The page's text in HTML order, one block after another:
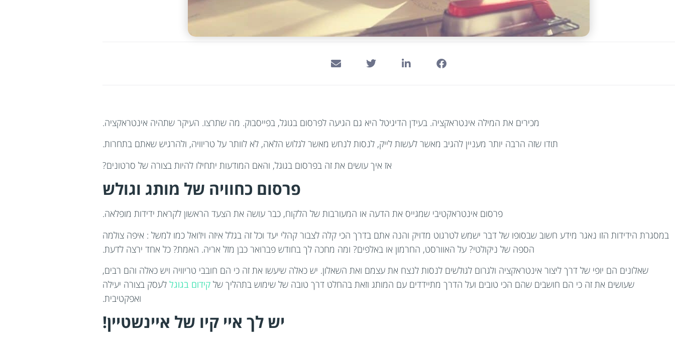
מכירים את המילה אינטראקציה. בעידן הדיגיטל היא גם הגיעה לפרסום בגוגל, בפייסבוק. מה שתרצו. העיקר שתהיה אינטראקציה.
תודו שזה הרבה יותר מעניין להגיב מאשר לעשות לייק, לנסות לנחש מאשר לגלוש הלאה, לא לוותר על טריוויה, ולהרגיש שאתם בתחרות.
אז איך עושים את זה בפרסום בגוגל, והאם המודעות יתחילו להיות בצורה של סרטונים?
פרסום כחוויה של מותג וגולש
פרסום אינטראקטיבי שמגייס את הדעה או המעורבות של הלקוח, כבר עושה את הצעד הראשון לקראת ידידות מופלאה.
במסגרת הידידות הזו נאגר מידע חשוב שבסופו של דבר ישמש לטרגוט מדויק והנה אתם בדרך הכי קלה לצבור קהלי יעד וכל זה בגלל איזה ויז'ואל כמו למשל : איפה צולמה
הספה של ניקולטי? על האוורסט, החרמון או באלפים? ומה מחכה לך בחודש פברואר כבן מזל אריה. האמת? כל אחד ירצה לדעת.
שאלונים הם יופי של דרך ליצור אינטראקציה ולגרום לגולשים לנסות לנצח את עצמם ואת השאלון. יש כאלה שיעשו את זה כי הם חובבי טריוויה ויש כאלה והם רבים,
שעושים את זה כי הם חושבים שהם הכי טובים ועל הדרך מתיידדים עם המותג וזאת בהחלט דרך טובה של שימוש בתהליך של קידום בגוגל לעסק בצורה יעילה
ואפקטיבית.
יש לך איי קיו של איינשטיין!